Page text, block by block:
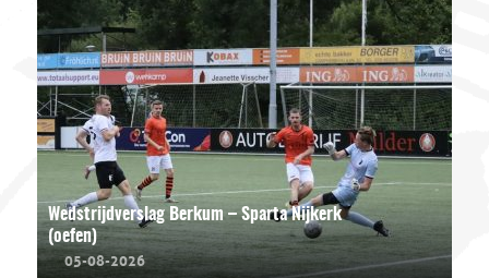
Wedstrijdverslag Berkum – Sparta Nijkerk
(oefen)
05-08-2026